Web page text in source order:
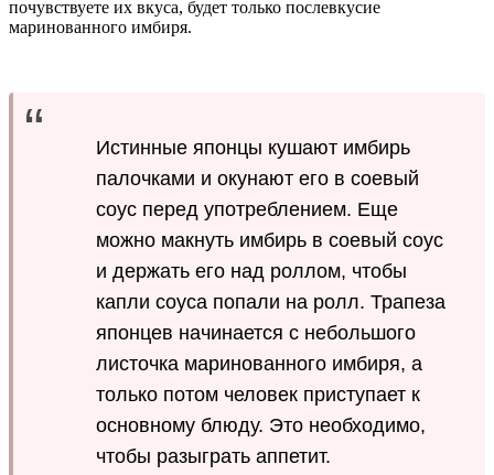
почувствуете их вкуса, будет только послевкусие
маринованного имбиря.
Истинные японцы кушают имбирь
палочками и окунают его в соевый
соус перед употреблением. Еще
можно макнуть имбирь в соевый соус
и держать его над роллом, чтобы
капли соуса попали на ролл. Трапеза
японцев начинается с небольшого
листочка маринованного имбиря, а
только потом человек приступает к
основному блюду. Это необходимо,
чтобы разыграть аппетит.